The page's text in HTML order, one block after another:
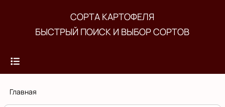
основному
СОРТА КАРТОФЕЛЯ
БЫСТРЫЙ ПОИСК И ВЫБОР СОРТОВ
Строка
Главная